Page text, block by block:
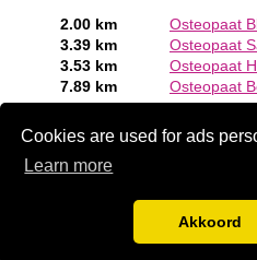
Cookies are used for ads
Learn more
Akkoord
2.00 km
Osteopaat
3.39 km
Osteopaat
3.53 km
Osteopaat
7.89 km
Osteopaat
gratis aan